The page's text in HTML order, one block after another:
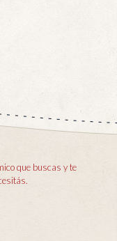
que buscas y te